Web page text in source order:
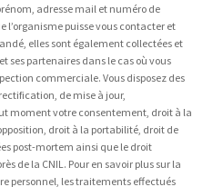
adresse mail et numéro de
l’organisme puisse vous contacter et
elles sont également collectées et
ses partenaires dans le cas où vous
commerciale. Vous disposez des
de mise à jour,
moment votre consentement, droit à la
droit à la portabilité, droit de
post-mortem ainsi que le droit
de la CNIL. Pour en savoir plus sur la
personnel, les traitements effectués